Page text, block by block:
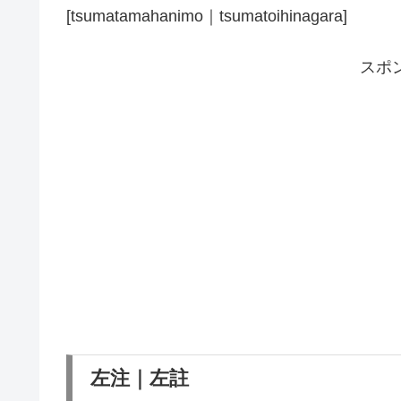
[tsumatamahanimo｜tsumatoihinagara]
スポ
左注｜左註